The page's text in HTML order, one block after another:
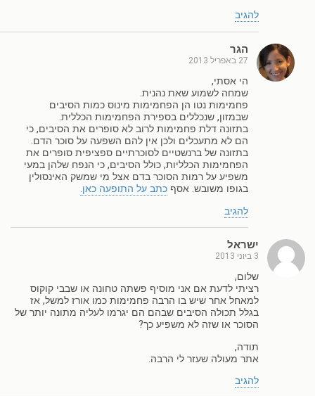
להגיב
הגר
27 באפריל 2013
הי אסתי,
שמחה לשמוע שאת נהנית.
פחמימות נטו הן הפחמימות מינוס כמות הסיבים
שבמזון, שנכללים בספירת הפחמימות הכללית.
בתזונה דלת פחמימות לרוב לא סופרים את הסיבים, כי
הם לא מתעכלים ולכן אין להם השפעה על סוכר הדם.
בתזונה של ברנשטיים לסוכרתיים ספציפית סופרים את
הפחמימות הכלליות, כולל הסיבים, כי הנפח שלהן במעי
משפיע על רמות הסוכר בדם אצל מי שמשק האינסולין
בגופו משובש. אסף כתב על התופעה כאן.
להגיב
ישראל
3 ביוני 2013
שלום,
רציתי לדעת אם אני מוסיף פשתה טחונה או שבבי קוקוס
למאחל אחר שיש בו הרבה פחמימות כמו אורז למשל, אז
בגלל תכולה הסיבים שבהם הם יגרמו לעליה מתונה יותר של
הסוכר או שזה לא משפיע כך?
תודה,
אתר מעולה שעזר לי הרבה.
להגיב